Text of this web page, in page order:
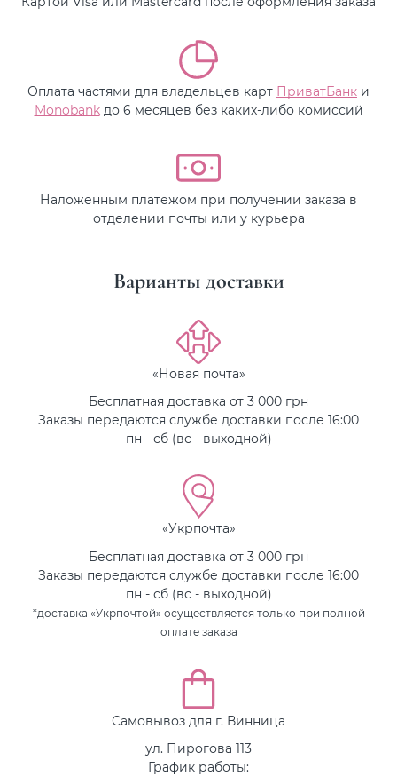
Оплата частями для владельцев карт ПриватБанк и
Monobankдо 6 месяцев без каких-либо комиссий
Наложенным платежом при получении заказа в
отделении почты или у курьера
Варианты доставки
«Новая почта»
Бесплатная доставка от 3 000 грн
Заказы передаются службе доставки после 16:00
пн - сб (вс - выходной)
«Укрпочта»
Бесплатная доставка от 3 000 грн
Заказы передаются службе доставки после 16:00
пн - сб (вс - выходной)
*доставка «Укрпочтой» осуществляется только при полной
оплате заказа
Самовывоз для г. Винница
ул. Пирогова 113
График работы: